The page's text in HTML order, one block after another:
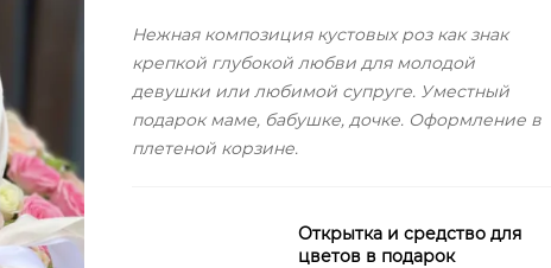
Нежная композиция кустовых роз как знак
крепкой глубокой любви для молодой
девушки или любимой супруге. Уместный
подарок маме, бабушке, дочке. Оформление в
плетеной корзине.
Открытка и средство для
цветов в подарок